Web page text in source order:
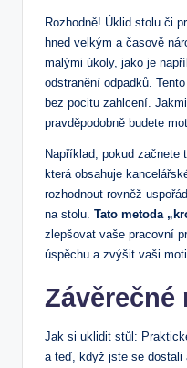
Rozhodně! Úklid ‌stolu či
hned velkým a časově
malými úkoly, jako je‌
odstranění odpadků.
bez pocitu zahlcení.
pravděpodobně‌ budete
Například,‍ pokud začnete
která obsahuje
rozhodnout rovněž
na stolu. Tato metoda
zlepšovat vaše pracovní
úspěchu a zvýšit vaši
Závěrečné
Jak​ si⁤ uklidit stůl:
a teď, když jste⁣ se